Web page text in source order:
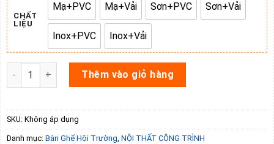
CHẤT
LIỆU
Mạ+PVC
Mạ+PVC Mạ+Vải
Mạ+Vải Sơn+PVC
Sơn+PVCSơn+Vải
Sơn+Vải
Inox+PVC
Inox+PVCInox+Vải
Inox+Vải
Ghế hội trường G893 số lượng
Thêm vào giỏ hàng
SKU: Không áp dụng
Danh mục: Bàn Ghế Hội Trường, NỘI THẤT CÔNG TRÌNH